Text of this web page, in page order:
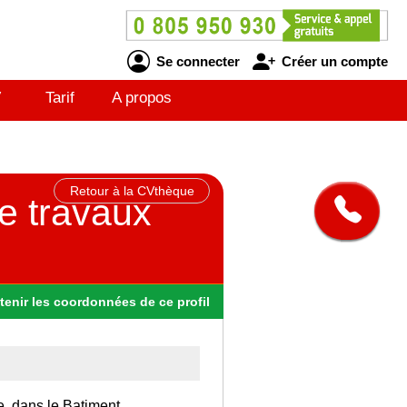
Se connecter Créer un compte
Tarif A propos
Retour à la CVthèque
travaux
les coordonnées de ce profil